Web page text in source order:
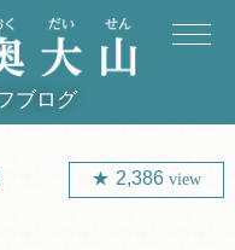
ブログ
2,386view